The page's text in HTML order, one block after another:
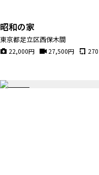
昭和の家
東京都足立区西保木間
22,000円 27,500円 270